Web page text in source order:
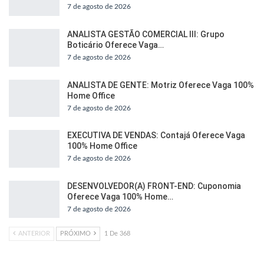
7 de agosto de 2026
ANALISTA GESTÃO COMERCIAL III: Grupo
Boticário Oferece Vaga…
7 de agosto de 2026
ANALISTA DE GENTE: Motriz Oferece Vaga 100%
Home Office
7 de agosto de 2026
EXECUTIVA DE VENDAS: Contajá Oferece Vaga
100% Home Office
7 de agosto de 2026
DESENVOLVEDOR(A) FRONT-END: Cuponomia
Oferece Vaga 100% Home…
7 de agosto de 2026
ANTERIOR PRÓXIMO 1 De 368